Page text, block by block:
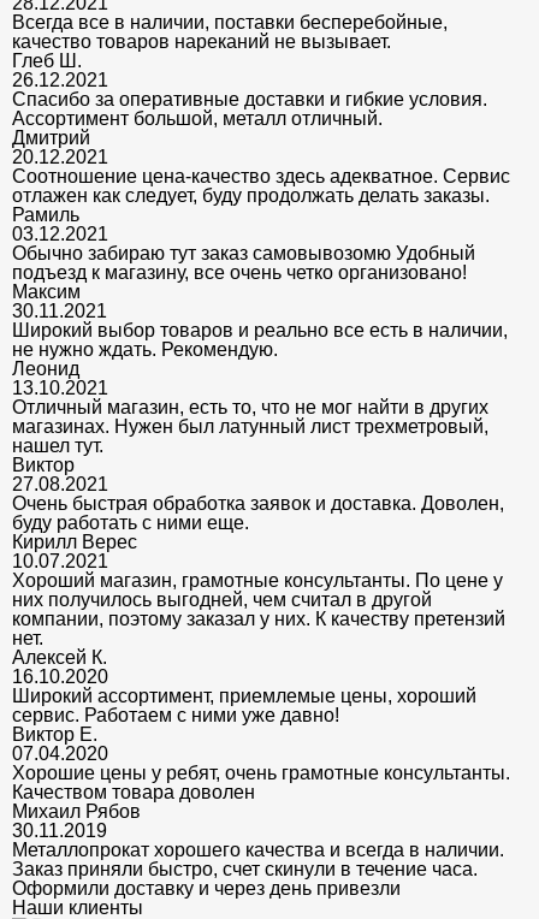
Всегда все в наличии, поставки бесперебойные,
качество товаров нареканий не вызывает.
Глеб Ш.
26.12.2021
Спасибо за оперативные доставки и гибкие условия.
Ассортимент большой, металл отличный.
Дмитрий
20.12.2021
Соотношение цена-качество здесь адекватное. Сервис
отлажен как следует, буду продолжать делать заказы.
Рамиль
03.12.2021
Обычно забираю тут заказ самовывозомю Удобный
подъезд к магазину, все очень четко организовано!
Максим
30.11.2021
Широкий выбор товаров и реально все есть в наличии,
не нужно ждать. Рекомендую.
Леонид
13.10.2021
Отличный магазин, есть то, что не мог найти в других
магазинах. Нужен был латунный лист трехметровый,
нашел тут.
Виктор
27.08.2021
Очень быстрая обработка заявок и доставка. Доволен,
буду работать с ними еще.
Кирилл Верес
10.07.2021
Хороший магазин, грамотные консультанты. По цене у
них получилось выгодней, чем считал в другой
компании, поэтому заказал у них. К качеству претензий
нет.
Алексей К.
16.10.2020
Широкий ассортимент, приемлемые цены, хороший
сервис. Работаем с ними уже давно!
Виктор Е.
07.04.2020
Хорошие цены у ребят, очень грамотные консультанты.
Качеством товара доволен
Михаил Рябов
30.11.2019
Металлопрокат хорошего качества и всегда в наличии.
Заказ приняли быстро, счет скинули в течение часа.
Оформили доставку и через день привезли
Наши клиенты